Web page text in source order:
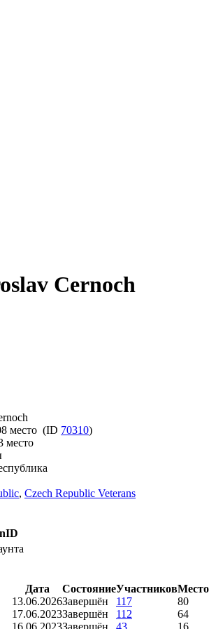
Cernoch
место (ID 70310)
место
, Czech Republic Veterans
Дата СостояниеУчастниковМесто
13.06.2026Завершён 117 80
17.06.2023Завершён 112 64
16.06.2023Завершён 43 16